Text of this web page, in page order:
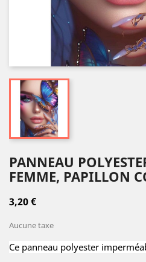
PANNEAU
FEMME, PAPILLON
3,20 €
Aucune taxe
Ce panneau polyester